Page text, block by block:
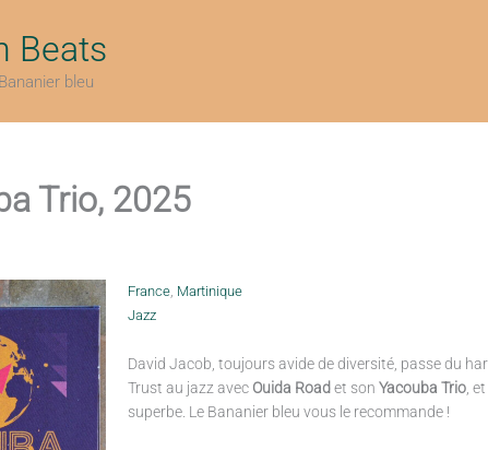
Beats
bleu
Trio, 2025
France, Martinique
Jazz
David Jacob, toujours avide de diversité, passe du
Trust au jazz avec Ouida Road et son Yacouba Trio, et
superbe. Le Bananier bleu vous le recommande !